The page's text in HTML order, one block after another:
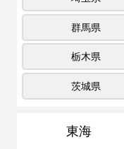
群馬県
栃木県
茨城県
東海